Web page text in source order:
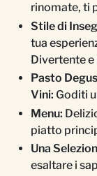
rinomate, ti
Stile di
tua
Divertente
Pasto
Vini: Goditi
Menu:
piatto
Una
esaltare i